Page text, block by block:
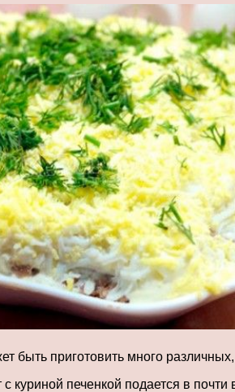
быть приготовить много
куриной печенкой подается в